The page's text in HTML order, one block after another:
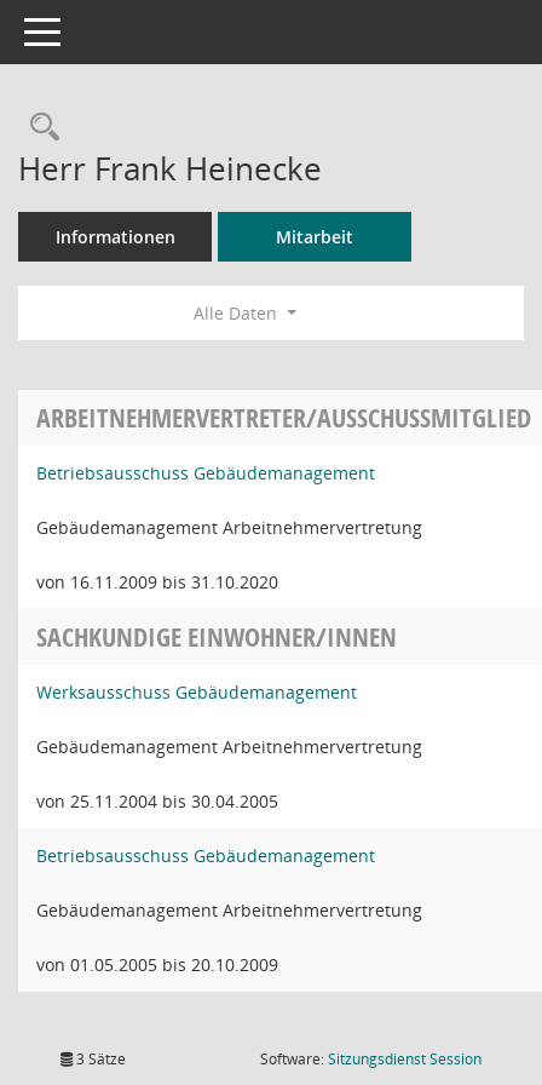
Toggle navigation
Rechercheauswahl
Herr Frank Heinecke
Informationen Mitarbeit
Alle Daten
ARBEITNEHMERVERTRETER/AUSSCHUSSMITGLIED
Betriebsausschuss Gebäudemanagement
Gebäudemanagement Arbeitnehmervertretung
von 16.11.2009 bis 31.10.2020
SACHKUNDIGE EINWOHNER/INNEN
Werksausschuss Gebäudemanagement
Gebäudemanagement Arbeitnehmervertretung
von 25.11.2004 bis 30.04.2005
Betriebsausschuss Gebäudemanagement
Gebäudemanagement Arbeitnehmervertretung
von 01.05.2005 bis 20.10.2009
3 Sätze Software:SitzungsdienstSession(Wird in